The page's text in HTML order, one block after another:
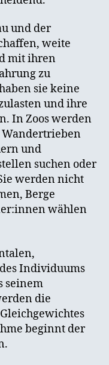
und der
weite
mit ihren
zu
sie keine
und ihre
In Zoos werden
und
suchen oder
werden nicht
Berge
wählen
Individuums
seinem
die
beginnt der